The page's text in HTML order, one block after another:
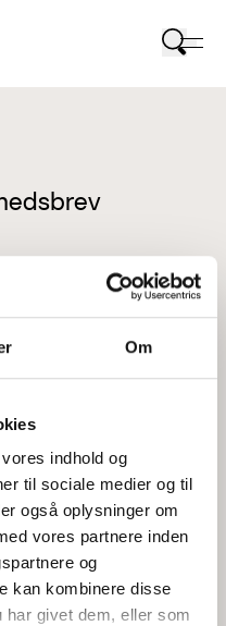
Om
indhold og
til sociale medier og til
også oplysninger om
vores partnere inden
og
kan kombinere disse
har givet dem, eller som
personoplysninger i